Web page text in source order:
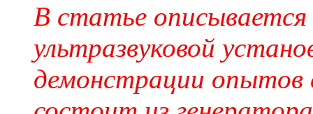
В статье
ультразвуковой
демонстрации опытов